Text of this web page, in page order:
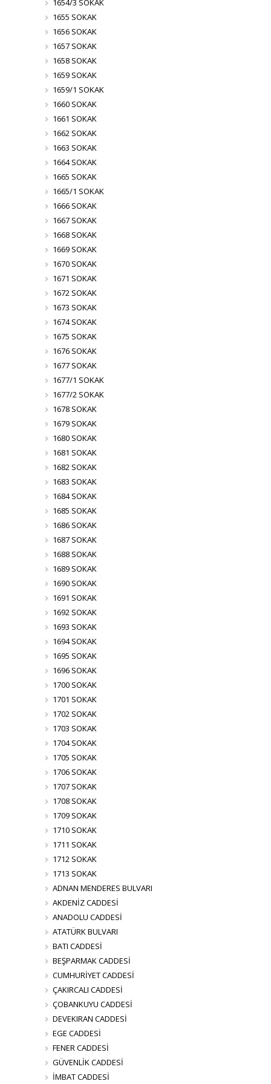
1654/3 SOKAK
1655 SOKAK
1656 SOKAK
1657 SOKAK
1658 SOKAK
1659 SOKAK
1659/1 SOKAK
1660 SOKAK
1661 SOKAK
1662 SOKAK
1663 SOKAK
1664 SOKAK
1665 SOKAK
1665/1 SOKAK
1666 SOKAK
1667 SOKAK
1668 SOKAK
1669 SOKAK
1670 SOKAK
1671 SOKAK
1672 SOKAK
1673 SOKAK
1674 SOKAK
1675 SOKAK
1676 SOKAK
1677 SOKAK
1677/1 SOKAK
1677/2 SOKAK
1678 SOKAK
1679 SOKAK
1680 SOKAK
1681 SOKAK
1682 SOKAK
1683 SOKAK
1684 SOKAK
1685 SOKAK
1686 SOKAK
1687 SOKAK
1688 SOKAK
1689 SOKAK
1690 SOKAK
1691 SOKAK
1692 SOKAK
1693 SOKAK
1694 SOKAK
1695 SOKAK
1696 SOKAK
1700 SOKAK
1701 SOKAK
1702 SOKAK
1703 SOKAK
1704 SOKAK
1705 SOKAK
1706 SOKAK
1707 SOKAK
1708 SOKAK
1709 SOKAK
1710 SOKAK
1711 SOKAK
1712 SOKAK
1713 SOKAK
ADNAN MENDERES BULVARI
AKDENİZ CADDESİ
ANADOLU CADDESİ
ATATÜRK BULVARI
BATI CADDESİ
BEŞPARMAK CADDESİ
CUMHURİYET CADDESİ
ÇAKIRCALI CADDESİ
ÇOBANKUYU CADDESİ
DEVEKIRAN CADDESİ
EGE CADDESİ
FENER CADDESİ
GÜVENLİK CADDESİ
İMBAT CADDESİ